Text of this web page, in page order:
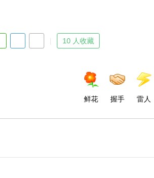
10 人收藏
鲜花 握手 雷人